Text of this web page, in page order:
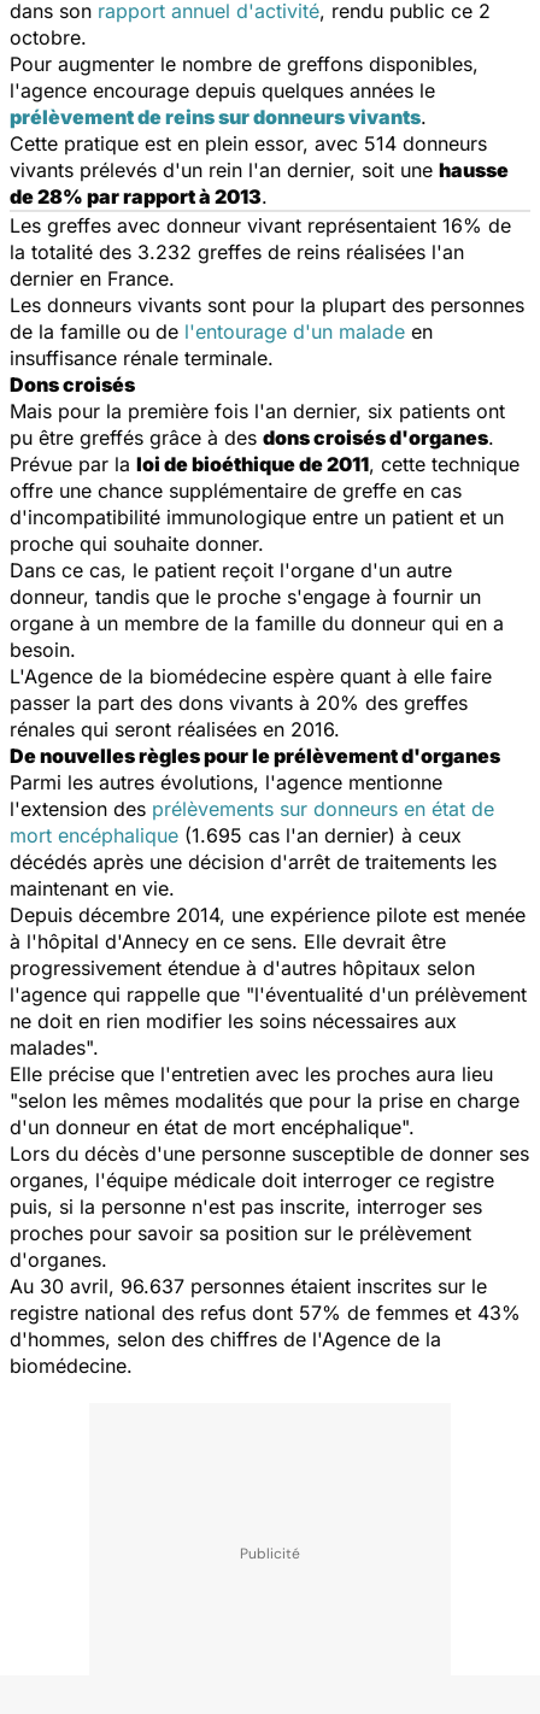
dans son rapport annuel d'activité, rendu public ce 2
octobre.
Pour augmenter le nombre de greffons disponibles,
l'agence encourage depuis quelques années le
prélèvement de reins sur donneurs vivants.
Cette pratique est en plein essor, avec 514 donneurs
vivants prélevés d'un rein l'an dernier, soit une hausse
de 28% par rapport à 2013.
Les greffes avec donneur vivant représentaient 16% de
la totalité des 3.232 greffes de reins réalisées l'an
dernier en France.
Les donneurs vivants sont pour la plupart des personnes
de la famille ou de l'entourage d'un malade en
insuffisance rénale terminale.
Dons croisés
Mais pour la première fois l'an dernier, six patients ont
pu être greffés grâce à des dons croisés d'organes.
Prévue par la loi de bioéthique de 2011, cette technique
offre une chance supplémentaire de greffe en cas
d'incompatibilité immunologique entre un patient et un
proche qui souhaite donner.
Dans ce cas, le patient reçoit l'organe d'un autre
donneur, tandis que le proche s'engage à fournir un
organe à un membre de la famille du donneur qui en a
besoin.
L'Agence de la biomédecine espère quant à elle faire
passer la part des dons vivants à 20% des greffes
rénales qui seront réalisées en 2016.
De nouvelles règles pour le prélèvement d'organes
Parmi les autres évolutions, l'agence mentionne
l'extension des prélèvements sur donneurs en état de
mort encéphalique (1.695 cas l'an dernier) à ceux
décédés après une décision d'arrêt de traitements les
maintenant en vie.
Depuis décembre 2014, une expérience pilote est menée
à l'hôpital d'Annecy en ce sens. Elle devrait être
progressivement étendue à d'autres hôpitaux selon
l'agence qui rappelle que "l'éventualité d'un prélèvement
ne doit en rien modifier les soins nécessaires aux
malades".
Elle précise que l'entretien avec les proches aura lieu
"selon les mêmes modalités que pour la prise en charge
d'un donneur en état de mort encéphalique".
Lors du décès d'une personne susceptible de donner ses
organes, l'équipe médicale doit interroger ce registre
puis, si la personne n'est pas inscrite, interroger ses
proches pour savoir sa position sur le prélèvement
d'organes.
Au 30 avril, 96.637 personnes étaient inscrites sur le
registre national des refus dont 57% de femmes et 43%
d'hommes, selon des chiffres de l'Agence de la
biomédecine.